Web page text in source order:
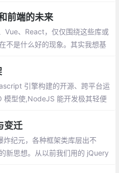
方式。
前端的未来
Vue、React，仅仅围绕这些库或
不是什么好的现象。其实我想基
区不太好的风气。
引擎构建的开源、跨平台运
模型使,NodeJS 能开发极其轻便
变迁
纪元，各种框架类库层出不
新思想。从以前我们用的 jQuery